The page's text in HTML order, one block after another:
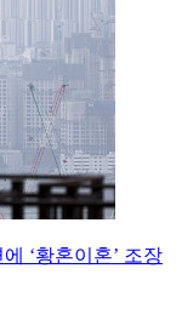
‘황혼이혼’ 조장